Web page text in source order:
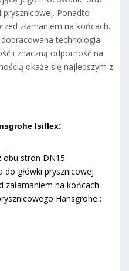
prysznicowej. Ponadto
złamaniem na końcach.
technologia
i znaczną odporność na
okaże się najlepszym z
Isiflex:
obu stron DN15
do główki prysznicowej
załamaniem na końcach
Hansgrohe :